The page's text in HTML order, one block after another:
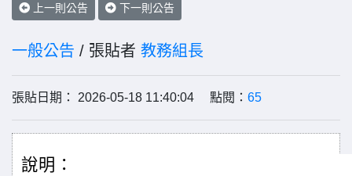
上一則公告 下一則公告
一般公告 / 張貼者 教務組長
張貼日期： 2026-05-18 11:40:04 點閱： 65
說明：